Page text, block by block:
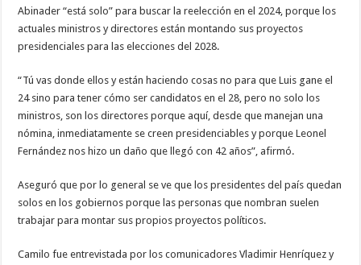
Abinader “está solo” para buscar la reelección en el 2024, porque los
actuales ministros y directores están montando sus proyectos
presidenciales para las elecciones del 2028.
“Tú vas donde ellos y están haciendo cosas no para que Luis gane el
24 sino para tener cómo ser candidatos en el 28, pero no solo los
ministros, son los directores porque aquí, desde que manejan una
nómina, inmediatamente se creen presidenciables y porque Leonel
Fernández nos hizo un daño que llegó con 42 años”, afirmó.
Aseguró que por lo general se ve que los presidentes del país quedan
solos en los gobiernos porque las personas que nombran suelen
trabajar para montar sus propios proyectos políticos.
Camilo fue entrevistada por los comunicadores Vladimir Henríquez y